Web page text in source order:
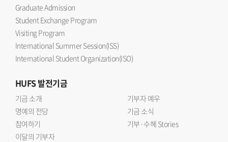
Graduate Admission
Student Exchange Program
Visiting Program
International Summer Session(ISS)
International Student Organization(ISO)
HUFS발전기금
기금 소개
기부자 예우
명예의 전당
기금 소식
참여하기
기부·수혜 Stories
이달의 기부자